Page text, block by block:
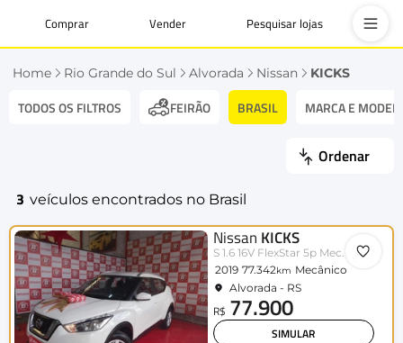
Comprar Vender Pesquisar lojas
Home Rio Grande do Sul Alvorada Nissan KICKS
TODOS OS FILTROS FEIRÃO BRASIL MARCA E
Ordenar
3 veículos encontrados no Brasil
Nissan KICKS
S 1.6 16V FlexStar 5p Mec.
2019 77.342km Mecânico
Alvorada - RS
R$ 77.900
SIMULAR